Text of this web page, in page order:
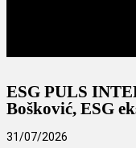
ESG PULS
Bošković, ESG
31/07/2026